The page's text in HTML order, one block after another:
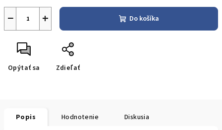
+
− Do košíka
Opýtať sa Zdieľať
Popis Hodnotenie Diskusia